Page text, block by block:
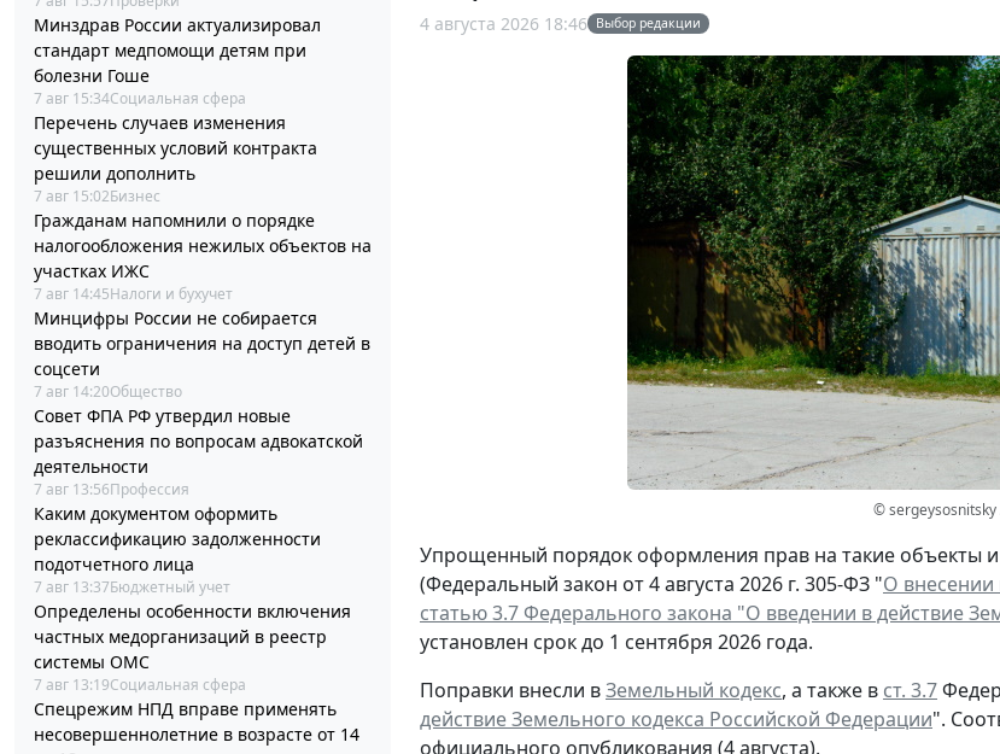
Минздрав России актуализировал
стандарт медпомощи детям при
болезни Гоше
7 авг 15:34Социальная сфера
Перечень случаев изменения
существенных условий контракта
решили дополнить
7 авг 15:02Бизнес
Гражданам напомнили о порядке
налогообложения нежилых объектов на
участках ИЖС
7 авг 14:45Налоги и бухучет
Минцифры России не собирается
вводить ограничения на доступ детей в
соцсети
7 авг 14:20Общество
Совет ФПА РФ утвердил новые
разъяснения по вопросам адвокатской
деятельности
7 авг 13:56Профессия
Каким документом оформить
реклассификацию задолженности
подотчетного лица
7 авг 13:37Бюджетный учет
Определены особенности включения
частных медорганизаций в реестр
системы ОМС
7 авг 13:19Социальная сфера
Спецрежим НПД вправе применять
несовершеннолетние в возрасте от 14
4 августа 2026 18:46 Выбор редакции
© sergeysosnitsky
Упрощенный порядок оформления прав на такие объекты и
(Федеральный закон от 4 августа 2026 г. 305-ФЗ "О внесении
статью 3.7 Федерального закона "О введении в действие
установлен срок до 1 сентября 2026 года.
Поправки внесли вЗемельный кодекс, а также в ст. 3.7
действие Земельного кодекса Российской Федерации".
официального опубликования (4 августа).